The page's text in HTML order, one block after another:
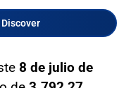
8 de julio de